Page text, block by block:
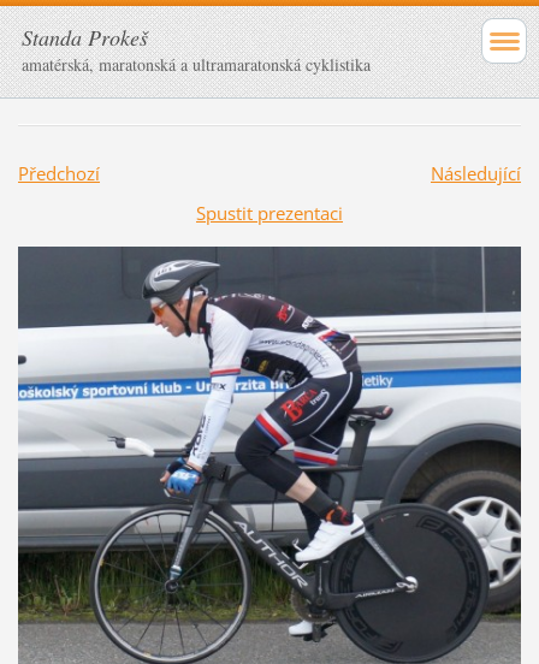
Standa Prokeš
amatérská, maratonská a ultramaratonská cyklistika
Předchozí
Následující
Spustit prezentaci